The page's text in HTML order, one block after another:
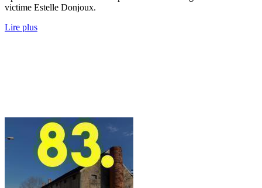
victime Estelle Donjoux.
Lire plus